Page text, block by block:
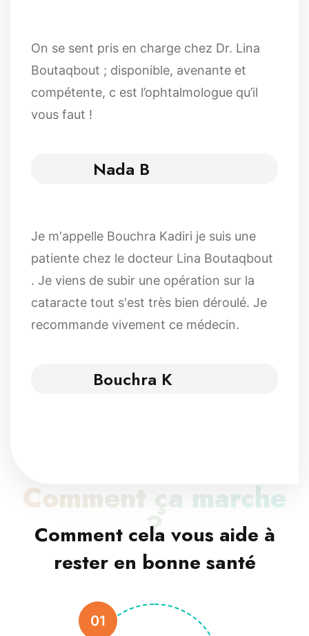
On se sent pris en charge chez Dr. Lina
Boutaqbout ; disponible, avenante et
compétente, c est l’ophtalmologue qu’il
vous faut !
Nada B
Je m'appelle Bouchra Kadiri je suis une
patiente chez le docteur Lina Boutaqbout
. Je viens de subir une opération sur la
cataracte tout s'est très bien déroulé. Je
recommande vivement ce médecin.
Bouchra K
Comment ça marche
?
Comment cela vous aide à
rester en bonne santé
01